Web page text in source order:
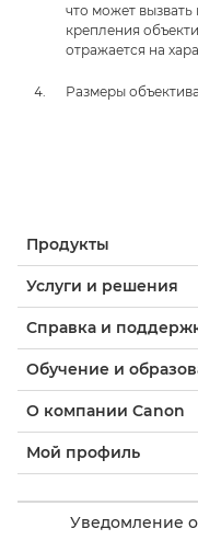
что может
крепления
отражается на
Размеры
Продукты
Услуги и решения
Справка и
Обучение и
О компании Canon
Мой профиль
Уведомление